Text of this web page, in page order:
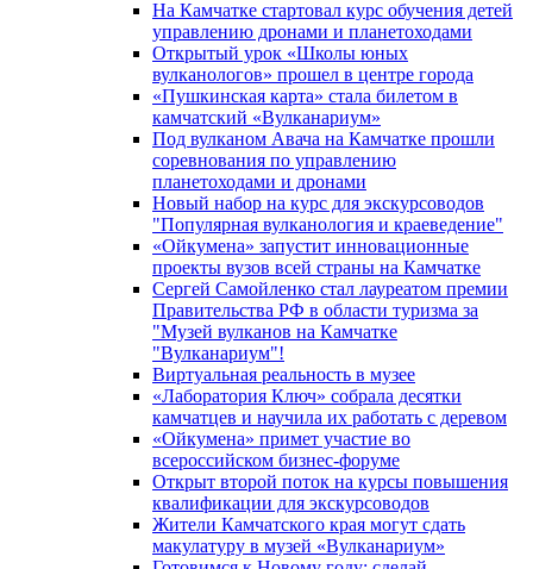
На Камчатке стартовал курс обучения детей
управлению дронами и планетоходами
Открытый урок «Школы юных
вулканологов» прошел в центре города
«Пушкинская карта» стала билетом в
камчатский «Вулканариум»
Под вулканом Авача на Камчатке прошли
соревнования по управлению
планетоходами и дронами
Новый набор на курс для экскурсоводов
"Популярная вулканология и краеведение"
«Ойкумена» запустит инновационные
проекты вузов всей страны на Камчатке
Сергей Самойленко стал лауреатом премии
Правительства РФ в области туризма за
"Музей вулканов на Камчатке
"Вулканариум"!
Виртуальная реальность в музее
«Лаборатория Ключ» собрала десятки
камчатцев и научила их работать с деревом
«Ойкумена» примет участие во
всероссийском бизнес-форуме
Открыт второй поток на курсы повышения
квалификации для экскурсоводов
Жители Камчатского края могут сдать
макулатуру в музей «Вулканариум»